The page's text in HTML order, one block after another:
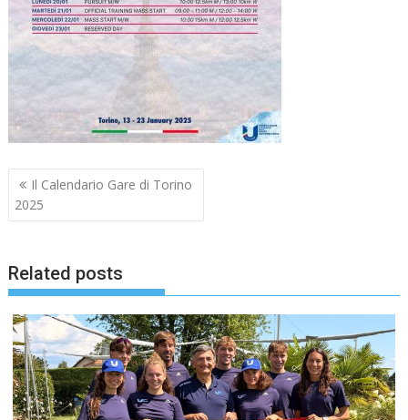
Navigazione
articoli
Il Calendario Gare di Torino
2025
Related posts